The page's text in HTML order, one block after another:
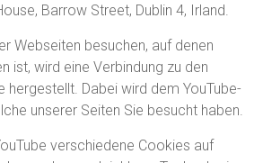
Barrow Street, Dublin 4, Irland.
Webseiten besuchen, auf denen
ist, wird eine Verbindung zu den
hergestellt. Dabei wird dem YouTube-
unserer Seiten Sie besucht haben.
verschiedene Cookies auf